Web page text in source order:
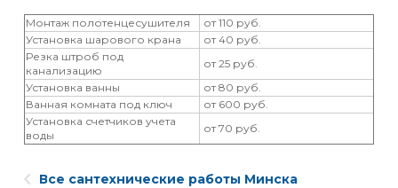
Монтаж полотенцесушителя
от 110 руб.
Установка шарового крана
от 40 руб.
Резка штроб под
канализацию
от 25 руб.
Установка ванны
от 80 руб.
Ванная комната под ключ
от 600 руб.
Установка счетчиков учета
воды
от 70 руб.
Все сантехнические работы Минска